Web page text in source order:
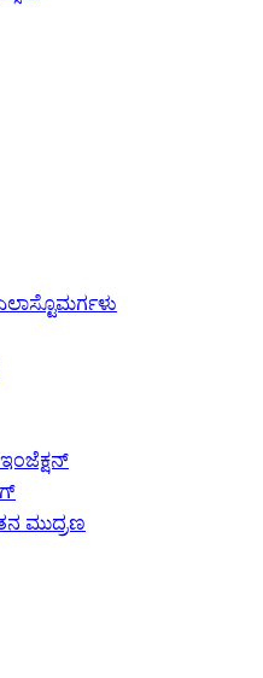
ಮುದ್ರಣ